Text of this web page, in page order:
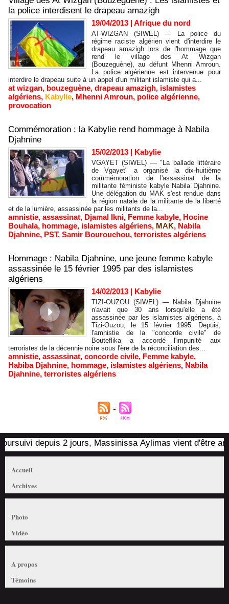
la police interdisent le drapeau amazigh
19/04/2013 | Afrique du nord
AT-WIZGAN (SIWEL) — La police du
régime raciste algérien vient d'interdire le
drapeau amazigh lors de l'hommage que
rend le village des At Wizgan
(Bouzeguène), au défunt Mhenni Amroun.
La police algérienne est intervenue pour
interdire le drapeau suite à un appel d'un militant islamiste qui a...
at wizgan, bouzeguène, drapeau amazigh, islamistes
algériens, Kabylie, Mhenni Amroun, police algérienne,
provocation
Commémoration : la Kabylie rend hommage à Nabila
Djahnine
15/02/2013 | Kabylie
VGAYET (SIWEL) — "La ballade littéraire
de Vgayet" a organisé la dix-huitième
commémoration de l'assassinat de la
militante féministe kabyle Nabila Djahnine.
Une délégation du MAK s'est rendue dans
la région natale de la militante de la liberté
et de la lumière, assassinée par les militants de la...
amnistie, assassinat, Djamal Ikni, Femme kabyle, Hocine
Bouhala, hommage, islamistes algériens, MAK, Nabila
Djahnine, PST, Samir Bourouchou, terroristes algériens
Hommage : Nabila Djahnine, une jeune femme kabyle
assassinée le 15 février 1995 par des islamistes
algériens
14/02/2013 | Kabylie
TIZI-OUZOU (SIWEL) — Nabila Djahnine
n'avait que 30 ans lorsqu'elle a été
assassinée par les islamistes algériens, à
Tizi-Ouzou, le 15 février 1995. Depuis,
l'amnistie de la "concorde civile" de
Bouteflika a accordé l'impunité aux
terroristes de la décennie noire sous l'ère de la réconciliation des...
amnistie, assassinat, concorde civile, Femme kabyle,
Habiba Djahnine, hommage, islamistes algériens, Nabila
Djahnine, terroristes algériens
depuis 2 jours, Massinissa Aylimas vient d'être
Accueil
Archives
Photo
Vidéo
A propos
Témoins